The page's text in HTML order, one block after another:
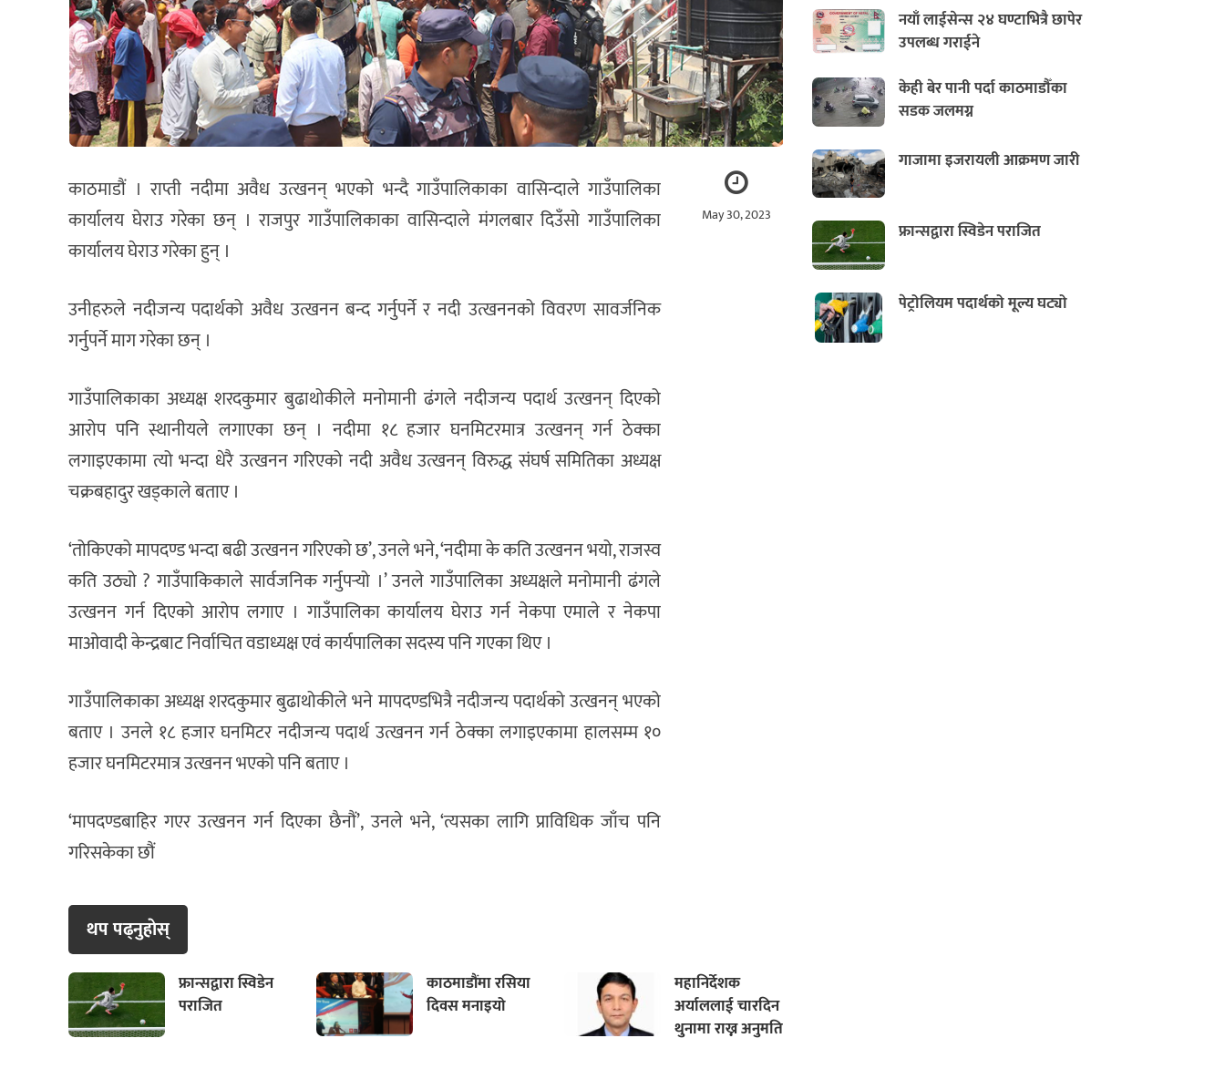
May 30, 2023
काठमाडौं । राप्ती नदीमा अवैध उत्खनन् भएको भन्दै गाउँपालिकाका वासिन्दाले गाउँपालिका
कार्यालय घेराउ गरेका छन् । राजपुर गाउँपालिकाका वासिन्दाले मंगलबार दिउँसो गाउँपालिका
कार्यालय घेराउ गरेका हुन् ।
उनीहरुले नदीजन्य पदार्थको अवैध उत्खनन बन्द गर्नुपर्ने र नदी उत्खननको विवरण सावर्जनिक
गर्नुपर्ने माग गरेका छन् ।
गाउँपालिकाका अध्यक्ष शरदकुमार बुढाथोकीले मनोमानी ढंगले नदीजन्य पदार्थ उत्खनन् दिएको
आरोप पनि स्थानीयले लगाएका छन् । नदीमा १८ हजार घनमिटरमात्र उत्खनन् गर्न ठेक्का
लगाइएकामा त्यो भन्दा धेरै उत्खनन गरिएको नदी अवैध उत्खनन् विरुद्ध संघर्ष समितिका अध्यक्ष
चक्रबहादुर खड्काले बताए ।
‘तोकिएको मापदण्ड भन्दा बढी उत्खनन गरिएको छ’, उनले भने, ‘नदीमा के कति उत्खनन भयो, राजस्व
कति उठ्यो ? गाउँपाकिकाले सार्वजनिक गर्नुपर्‍यो ।’ उनले गाउँपालिका अध्यक्षले मनोमानी ढंगले
उत्खनन गर्न दिएको आरोप लगाए । गाउँपालिका कार्यालय घेराउ गर्न नेकपा एमाले र नेकपा
माओवादी केन्द्रबाट निर्वाचित वडाध्यक्ष एवं कार्यपालिका सदस्य पनि गएका थिए ।
गाउँपालिकाका अध्यक्ष शरदकुमार बुढाथोकीले भने मापदण्डभित्रै नदीजन्य पदार्थको उत्खनन् भएको
बताए । उनले १८ हजार घनमिटर नदीजन्य पदार्थ उत्खनन गर्न ठेक्का लगाइएकामा हालसम्म १०
हजार घनमिटरमात्र उत्खनन भएको पनि बताए ।
‘मापदण्डबाहिर गएर उत्खनन गर्न दिएका छैनौं’, उनले भने, ‘त्यसका लागि प्राविधिक जाँच पनि
गरिसकेका छौं
थप पढ्नुहाेस्
फ्रान्सद्वारा स्विडेन
पराजित
काठमाडौंमा रसिया
दिवस मनाइयो
महानिर्देशक
अर्याललाई चारदिन
थुनामा राख्न अनुमति
नयाँ लाईसेन्स २४ घण्टाभित्रै छापेर
उपलब्ध गराईने
केही बेर पानी पर्दा काठमाडौँका
सडक जलमग्न
गाजामा इजरायली आक्रमण जारी
फ्रान्सद्वारा स्विडेन पराजित
पेट्रोलियम पदार्थको मूल्य घट्यो